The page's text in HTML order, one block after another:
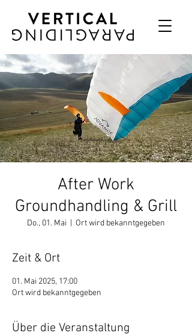
After Work
Groundhandling & Grill
Do., 01. Mai Ort wird bekanntgegeben
Zeit & Ort
01. Mai 2025, 17:00
Ort wird bekanntgegeben
Über die Veranstaltung